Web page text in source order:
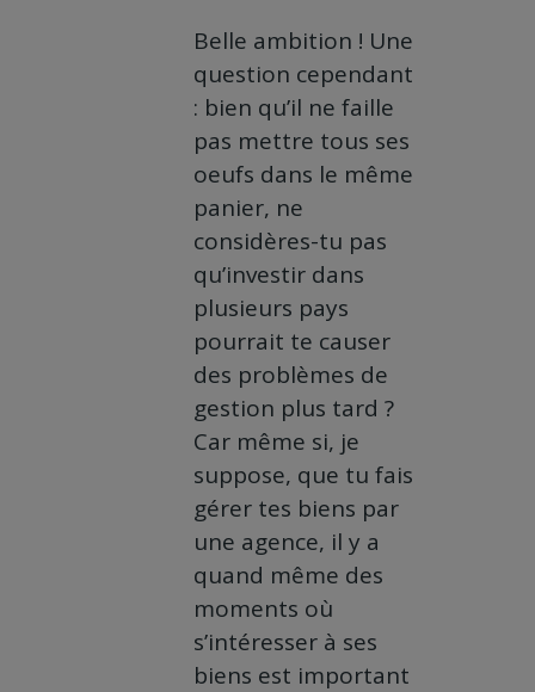
Belle ambition ! Une
question cependant
: bien qu’il ne faille
pas mettre tous ses
oeufs dans le même
panier, ne
considères-tu pas
qu’investir dans
plusieurs pays
pourrait te causer
des problèmes de
gestion plus tard ?
Car même si, je
suppose, que tu fais
gérer tes biens par
une agence, il y a
quand même des
moments où
s’intéresser à ses
biens est important